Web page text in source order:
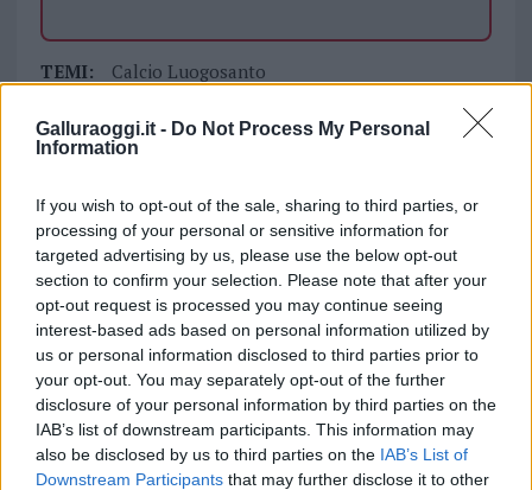
Galluraoggi.it - Do Not Process My Personal
Information
If you wish to opt-out of the sale, sharing to third parties, or
processing of your personal or sensitive information for
targeted advertising by us, please use the below opt-out
section to confirm your selection. Please note that after your
opt-out request is processed you may continue seeing
interest-based ads based on personal information utilized by
us or personal information disclosed to third parties prior to
your opt-out. You may separately opt-out of the further
disclosure of your personal information by third parties on the
IAB’s list of downstream participants. This information may
also be disclosed by us to third parties on the IAB’s List of
Downstream Participants that may further disclose it to other
TEMI:
Calcio Luogosanto
Polisportiva Luogosanto
Entra nel canale telegram di
GalluraOggi.it
Inviaci le tue segnalazioni,
i tuoi video e le tue foto
Su WhatsApp al numero +39
345 356 7512